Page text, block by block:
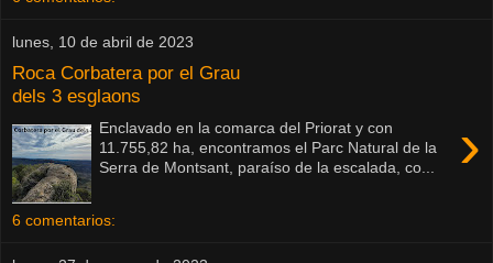
lunes, 10 de abril de 2023
Roca Corbatera por el Grau
dels 3 esglaons
›
Enclavado en la comarca del Priorat y con
11.755,82 ha, encontramos el Parc Natural de la
Serra de Montsant, paraíso de la escalada, co...
6 comentarios: